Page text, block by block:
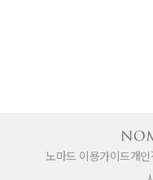
노마드 이용가이드개